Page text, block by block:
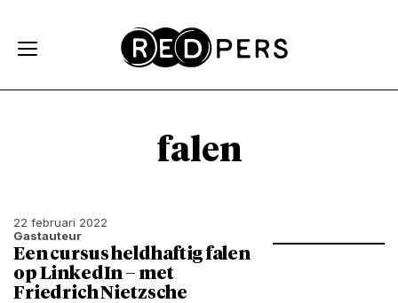
falen
22 februari 2022
Gastauteur
Een cursus heldhaftig falen
op LinkedIn – met
Friedrich Nietzsche